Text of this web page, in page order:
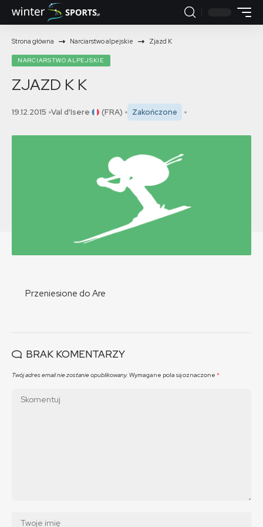
Strona główna Narciarstwo alpejskie Zjazd K
NARCIARSTWO ALPEJSKIE
ZJAZD K K
19.12.2015 Val d'Isere (FRA) Zakończone
Przeniesione do Are
BRAK KOMENTARZY
Twój adres email nie zostanie opublikowany. Wymagane pola są oznaczone *